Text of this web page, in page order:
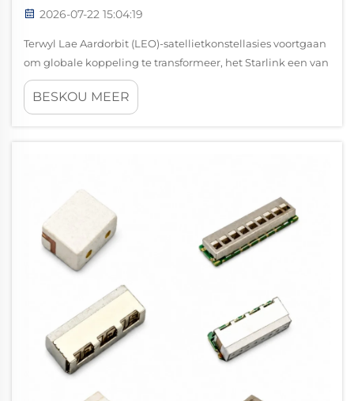
2026-07-22 15:04:19
Terwyl Lae Aardorbit (LEO)-satellietkonstellasies voortgaan
om globale koppeling te transformeer, het Starlink een van
die wêreld se mees herkenbare satellietbreëbandnetwerke
geword. Deur duisende satelliete in lae aardorbit te plaas,
BESKOU MEER